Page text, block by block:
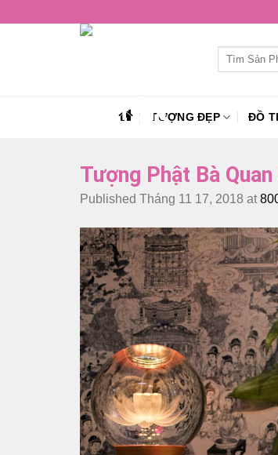
Tìm
TƯỢNG ĐẸP ĐỒ
Tượng Phật Bà
Published Tháng 11 17, 2018 at